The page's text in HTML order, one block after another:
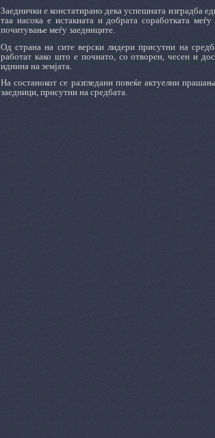
Заеднички е констатирано дека успешната изградба
таа насока е истакната и добрата соработката
почитување меѓу заедниците.
Од страна на сите верски лидери присутни на
работат како што е почнато, со отворен, чесен и
иднина на земјата.
На состанокот се разгледани повеќе актуелни
заедници, присутни на средбата.